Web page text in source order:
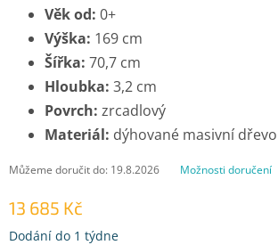
13 685 Kč
Měrná
Dodání do 1 týdne
Můžeme doručit do: 19.8.2026 Možnosti doručení
Věk od: 0+
Výška: 169 cm
Šířka: 70,7 cm
Hloubka: 3,2 cm
Povrch: zrcadlový
Materiál: dýhované masivní dřevo